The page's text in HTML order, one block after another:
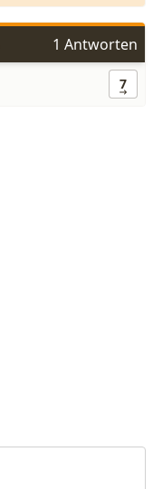
1 Antworten
7